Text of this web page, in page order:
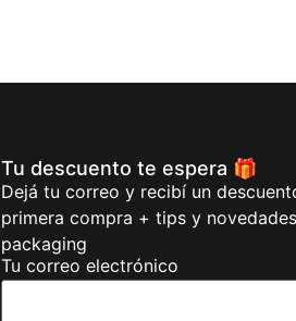
Tu descuento te espera 🎁
Dejá tu correo y recibí un
primera compra + tips y
packaging
Tu correo electrónico